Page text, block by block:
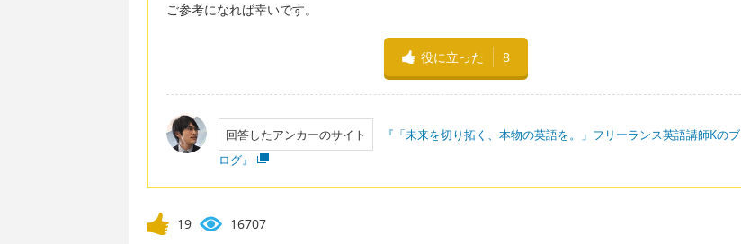
ご参考になれば幸いです。
役に立った 8
回答したアンカーのサイト
『「未来を切り拓く、本物の英語を。」フリーランス英語講師Kのブ
ログ』
19 16707